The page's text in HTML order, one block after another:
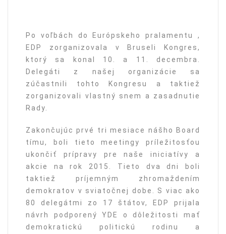
Po voľbách do Európskeho pralamentu ,
EDP zorganizovala v Bruseli Kongres,
ktorý sa konal 10. a 11. decembra.
Delegáti z našej organizácie sa
zúčastnili tohto Kongresu a taktiež
zorganizovali vlastný snem a zasadnutie
Rady.
Zakončujúc prvé tri mesiace nášho Board
tímu, boli tieto meetingy príležitosťou
ukončiť prípravy pre naše iniciatívy a
akcie na rok 2015. Tieto dva dni boli
taktiež príjemným zhromaždením
demokratov v sviatočnej dobe. S viac ako
80 delegátmi zo 17 štátov, EDP prijala
návrh podporený YDE o dôležitosti mať
demokratickú politickú rodinu a